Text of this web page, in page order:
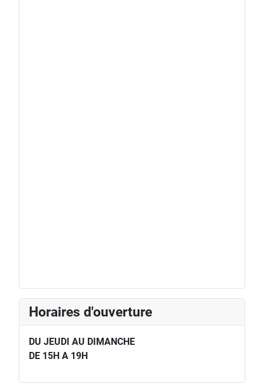
Horaires d'ouverture
DU JEUDI AU DIMANCHE
DE 15H A 19H